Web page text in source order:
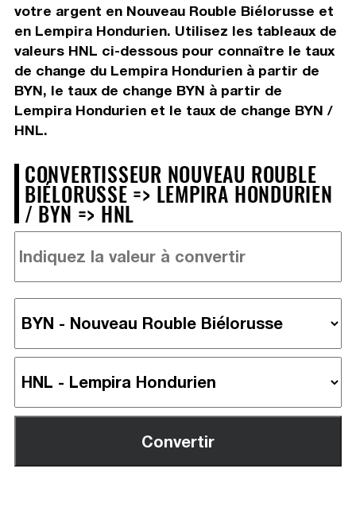
votre argent en Nouveau Rouble Biélorusse et
en Lempira Hondurien. Utilisez les tableaux de
valeurs HNL ci-dessous pour connaître le taux
de change du Lempira Hondurien à partir de
BYN, le taux de change BYN à partir de
Lempira Hondurien et le taux de change BYN /
HNL.
CONVERTISSEUR NOUVEAU ROUBLE
BIÉLORUSSE => LEMPIRA HONDURIEN
/ BYN => HNL